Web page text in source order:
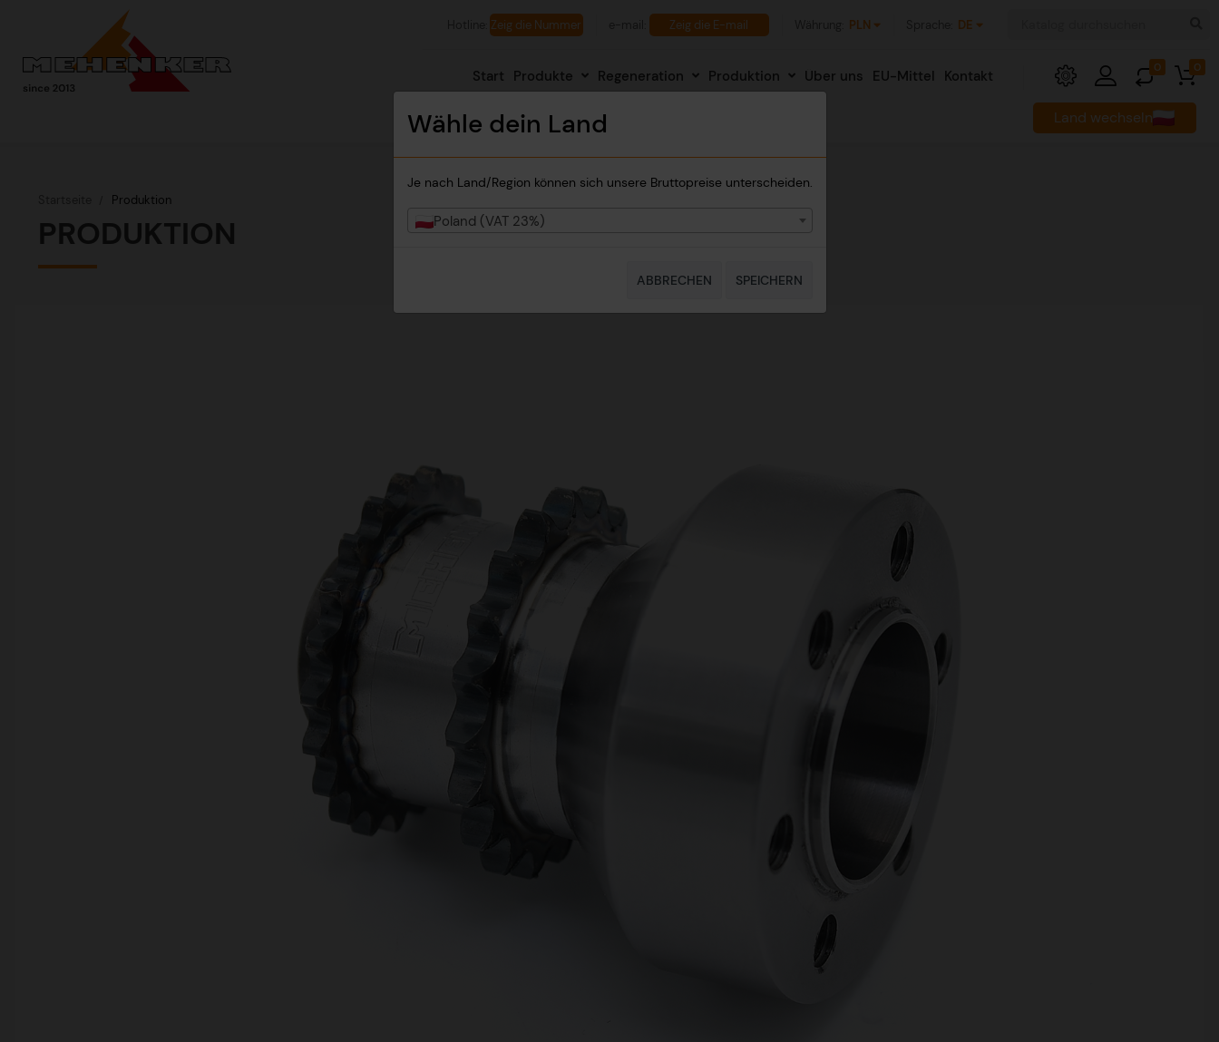
Zeig die Nummer
+48 732 760 770 Zeig die E-mail
biuro@mehenker.com PLN DE
Start Produkte Regeneration Produktion Über uns EU-Mittel Kontakt 0 0
Land wechseln
Produktion
PRODUKTION
Wähle dein Land
Je nach Land/Region können sich unsere Bruttopreise unterscheiden.
Poland (VAT 23%)
ABBRECHEN SPEICHERN